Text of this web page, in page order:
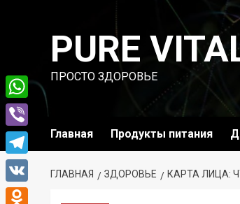
содержимомуPURE
ПРОСТО ЗДОРОВЬЕ
Главная Продукты питания
ГЛАВНАЯ ЗДОРОВЬЕ КАРТА ЛИЦА:
WhatsApp
Viber
Telegram
VK